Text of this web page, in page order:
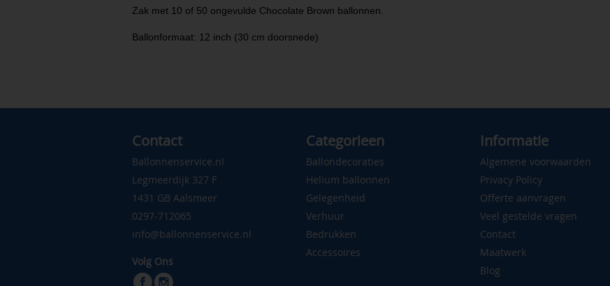
Zak met 10 of 50 ongevulde Chocolate Brown ballonnen.
Ballonformaat: 12 inch (30 cm doorsnede)
Contact
Ballonnenservice.nl
Legmeerdijk 327 F
1431 GB Aalsmeer
0297-712065
info@ballonnenservice.nl
Volg Ons
Categorieen
Ballondecoraties
Helium ballonnen
Gelegenheid
Verhuur
Bedrukken
Accessoires
Informatie
Algemene voorwaarden
Privacy Policy
Offerte aanvragen
Veel gestelde vragen
Contact
Maatwerk
Blog